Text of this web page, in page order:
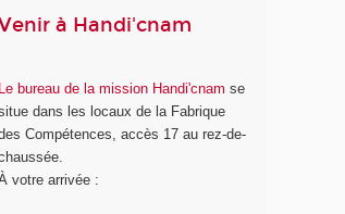
à Handi'cnam
Le bureau de la mission Handi'cnam se
dans les locaux de la Fabrique
Compétences, accès 17 au rez-de-
votre arrivée :